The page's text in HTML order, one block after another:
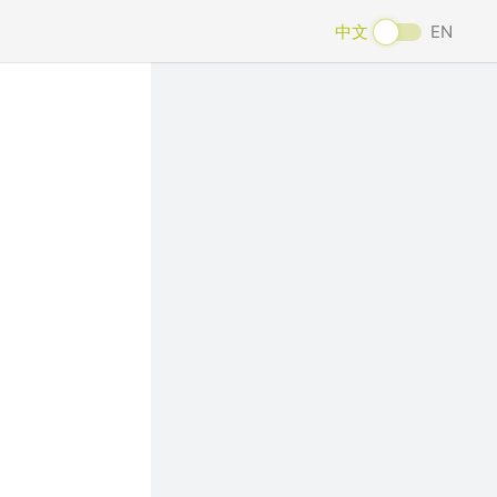
中文 EN